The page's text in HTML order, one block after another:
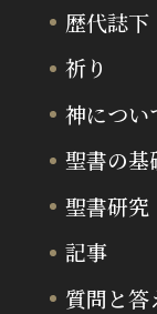
歴代誌下
祈り
神につい
聖書の基
聖書研究
記事
質問と答